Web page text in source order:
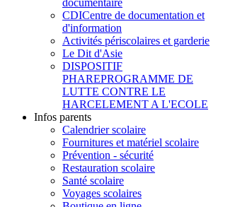
documentaire
CDICentre de documentation et
d'information
Activités périscolaires et garderie
Le Dit d'Asie
DISPOSITIF
PHAREPROGRAMME DE
LUTTE CONTRE LE
HARCELEMENT A L'ECOLE
Infos parents
Calendrier scolaire
Fournitures et matériel scolaire
Prévention - sécurité
Restauration scolaire
Santé scolaire
Voyages scolaires